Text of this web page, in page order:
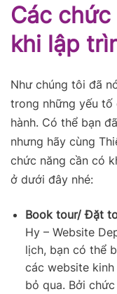
Các
khi lập
Như chúng tôi đã
trong những yếu
hành. Có thể bạn
nhưng hãy cùng
chức năng cần có
ở dưới đây nhé:
Book tour/ Đặt
Hy – Website
lịch, bạn có thể
các website
bỏ qua. Bởi